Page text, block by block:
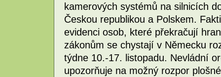
kamerových systémů na silnicích
Českou republikou a Polskem.
evidenci osob, které překračují
zákonům se chystají v Německu
týdne 10.-17. listopadu. Nevládní
upozorňuje na možný rozpor